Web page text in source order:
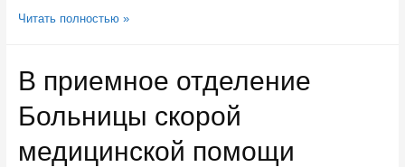
В
переработали
100
тонн
шишек
на
Читать полностью »
В приемное отделение
Больницы скорой
медицинской помощи